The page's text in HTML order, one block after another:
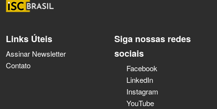
Links Úteis
Assinar Newsletter
Contato
Siga nossas redes
sociais
Facebook
LinkedIn
Instagram
YouTube